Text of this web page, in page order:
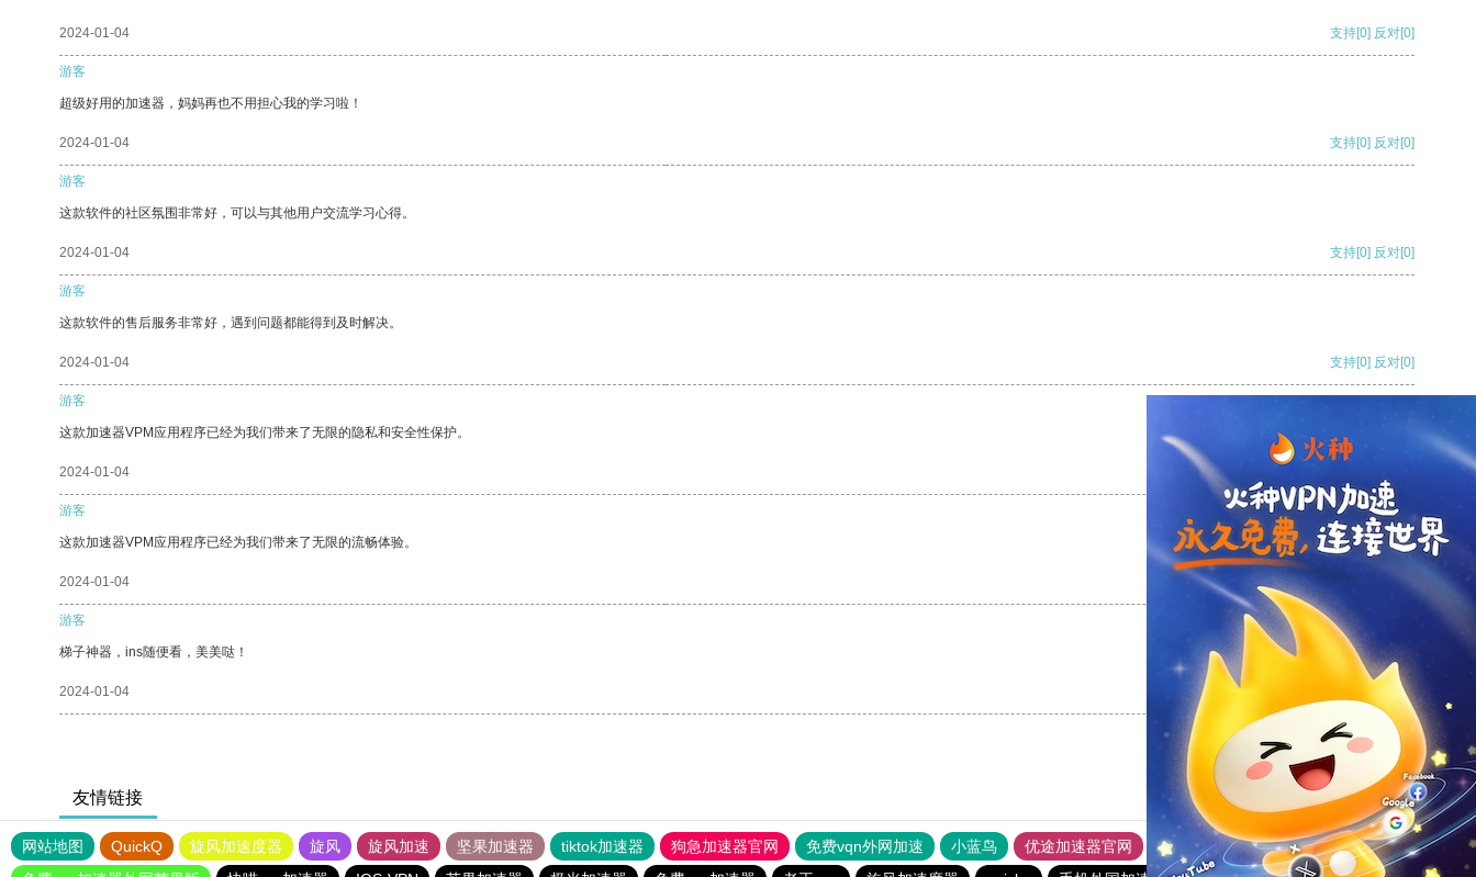
2024-01-04 支持[0] 反对[0]
游客
超级好用的加速器，妈妈再也不用担心我的学习啦！
2024-01-04 支持[0] 反对[0]
游客
这款软件的社区氛围非常好，可以与其他用户交流学习心得。
2024-01-04 支持[0] 反对[0]
游客
这款软件的售后服务非常好，遇到问题都能得到及时解决。
2024-01-04 支持[0] 反对[0]
游客
这款加速器VPM应用程序已经为我们带来了无限的隐私和安全性保护。
2024-01-04
游客
这款加速器VPM应用程序已经为我们带来了无限的流畅体验。
2024-01-04 反对
游客
梯子神器，ins随便看，美美哒！
2024-01-04 反对[0]
友情链接
网站地图 QuickQ 旋风加速度器 旋风 旋风加速 坚果加速器 tiktok加速器 狗急加速器官网 免费vqn外网加速 小蓝鸟 优途加速器官网 风驰加速器 旋风加速器
八戒看书